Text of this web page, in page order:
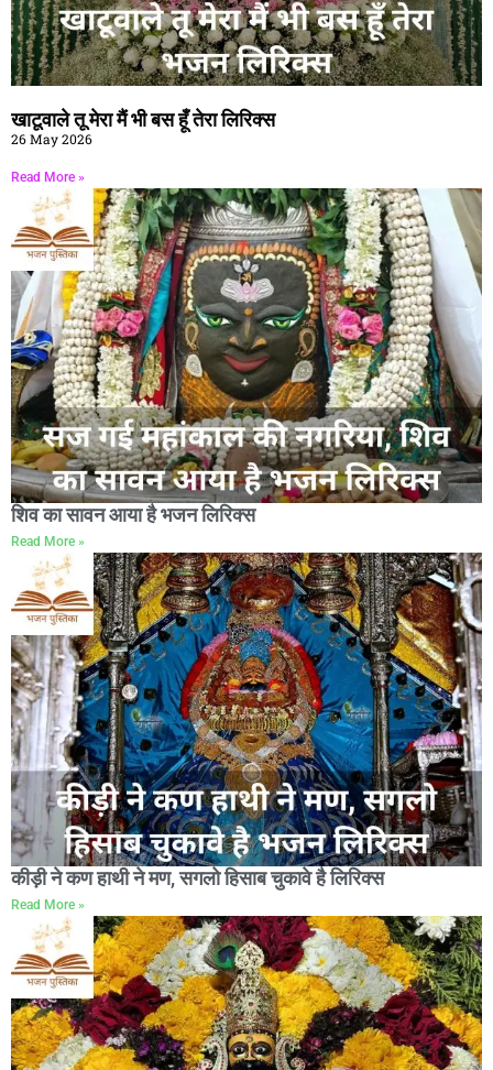
खाटूवाले तू मेरा मैं भी बस हूँ तेरा लिरिक्स
26 May 2026
Read More »
शिव का सावन आया है भजन लिरिक्स
Read More »
कीड़ी ने कण हाथी ने मण, सगलो हिसाब चुकावे है लिरिक्स
Read More »